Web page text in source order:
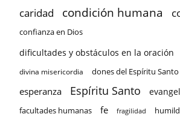
caridad condición humana
confianza en Dios
dificultades y obstáculos en la oración
divina misericordia dones del Espíritu Santo
esperanza Espíritu Santo
facultades humanas fe fragilidad